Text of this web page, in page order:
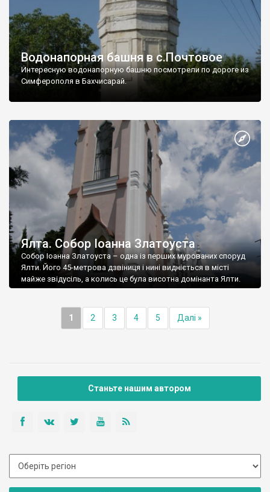
Водонапорная башня в с.Почтовое
Интересную водонапорную башню посмотрели по дороге из
Симферополя в Бахчисарай.
Ялта. Собор Іоанна Златоуста
Собор Іоанна Златоуста – одна із перших мурованих споруд
Ялти. Його 45-метрова дзвіниця і нині видніється в місті
майже звідусіль, а колись це була висотна домінанта Ялти.
1 2 3 4 5 Далі »
Станьте нашим автором